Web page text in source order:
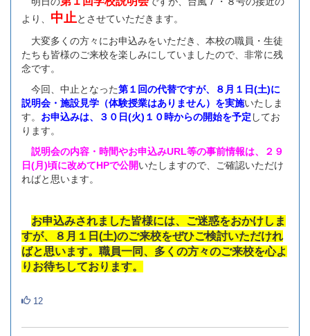
より、 中止とさせていただきます。
大変多くの方々にお申込みをいただき、本校の職員・生徒
たちも皆様のご来校を楽しみにしていましたので、非常に残
念です。
今回、中止となった第１回の代替ですが、８月１日(土)に
説明会・施設見学（体験授業はありません）を実施いたしま
す。 お申込みは、３０日(火)１０時からの開始を予定 してお
ります。
説明会の内容・時間やお申込みURL等の事前情報は、２９
日(月)頃に改めてHPで公開いたしますので、ご確認いただけ
ればと思います。
お申込みされました皆様には、ご迷惑をおかけしま
すが、８月１日(土)のご来校をぜひご検討いただけれ
ばと思います。職員一同、多くの方々のご来校を心よ
りお待ちしております。
12